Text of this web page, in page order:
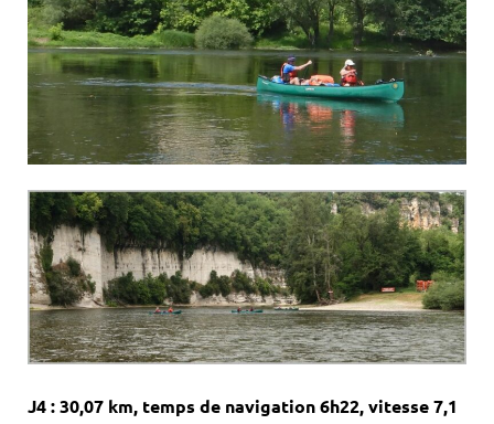
J4 : 30,07 km, temps de navigation 6h22, vitesse 7,1